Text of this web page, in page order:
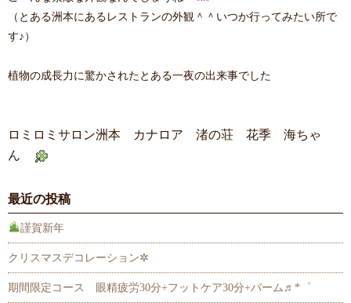
（とある洲本にあるレストランの外観＾＾いつか行ってみたい所で
す♪）
植物の成長力に驚かされたとある一夜の出来事でした
ロミロミサロン洲本 カナロア 渚の荘 花季 海ちゃ
ん
最近の投稿
謹賀新年
クリスマスデコレーション✲
期間限定コース 眼精疲労30分+フットケア30分+バーム♬*゜